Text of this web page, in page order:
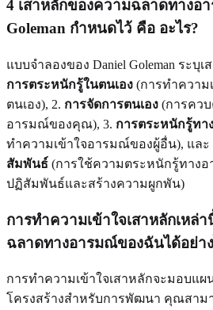
4 เสาหลักของความฉลาดทางอ
Goleman กำหนดไว้ คือ อะไร?
แบบจำลองของ Daniel Goleman ระบุ
การตระหนักรู้ในตนเอง (การทำความ
ตนเอง), 2. การจัดการตนเอง (การคว
อารมณ์ของคุณ), 3. การตระหนักรู้ทา
ทำความเข้าใจอารมณ์ของผู้อื่น), และ
สัมพันธ์ (การใช้ความตระหนักรู้ทาง
ปฏิสัมพันธ์และสร้างความผูกพัน)
การทำความเข้าใจเสาหลักเห
ฉลาดทางอารมณ์ของฉันได้อย่าง
การทำความเข้าใจเสาหลักจะมอบแ
โครงสร้างสำหรับการพัฒนา คุณสาม